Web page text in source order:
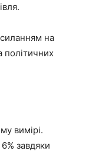
на
політичних
вимірі.
завдяки